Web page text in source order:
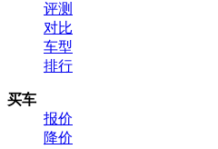
评测
对比
车型
排行
买车
报价
降价